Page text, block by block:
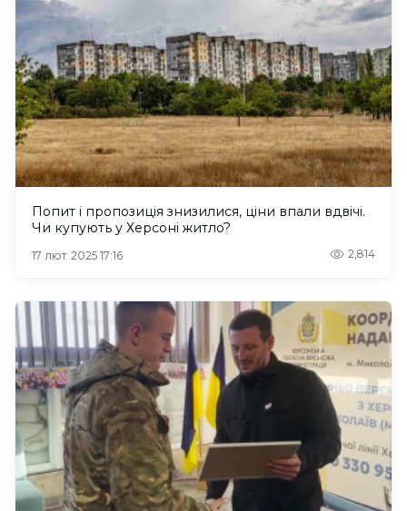
Попит і пропозиція знизилися, ціни впали вдвічі.
Чи купують у Херсоні житло?
17 лют. 2025 17:16 2,814